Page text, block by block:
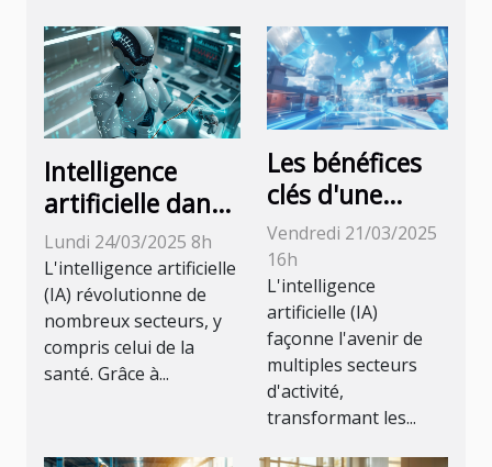
Intelligence
artificielle dans
la santé
personnalisation
et prévention
grâce aux
avancées
Lundi 24/03/2025 8h
L'intelligence artificielle
(IA) révolutionne de
nombreux secteurs, y
compris celui de la
santé. Grâce à...
Les bénéfices
clés d'une
formation en
intelligence
artificielle en
ligne
Vendredi 21/03/2025
16h
L'intelligence
artificielle (IA)
façonne l'avenir de
multiples secteurs
d'activité,
transformant les...